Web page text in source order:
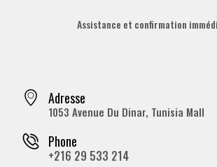
Assistance et confirmation
Adresse
1053 Avenue Du Dinar, Tunisia Mall
Phone
+216 29 533 214